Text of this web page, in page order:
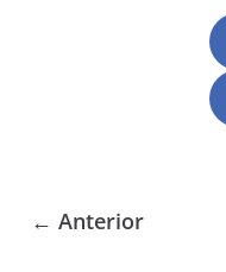
← Anterior